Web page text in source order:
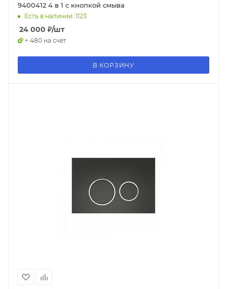
9400412 4 в 1 с кнопкой смыва
Есть в наличии: 1123
24 000 ₽/шт
+ 480 на счет
В КОРЗИНУ